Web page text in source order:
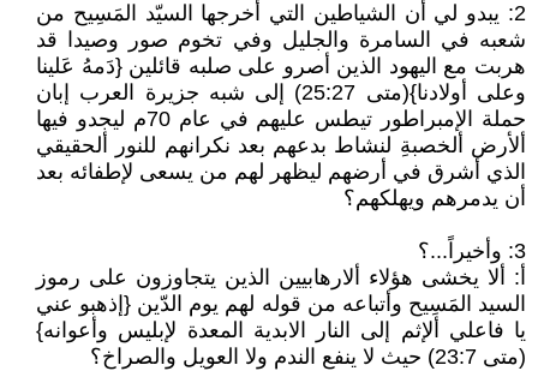
2: يبدو لي أن الشياطين التي أخرجها السيّد المَسِيح من
شعبه في السامرة والجليل وفي تخوم صور وصيدا قد
هربت مع اليهود الذين أصرو على صلبه قائلين {دَمهُ عَلينا
وعلى أولادنا}(متى 25:27) إلى شبه جزيرة العرب إبان
حملة الإمبراطور تيطس عليهم في عام 70م ليجدو فيها
ألأرض ألخصبةِ لنشاط بدعهم بعد نكرانهم للنور ألحقيقي
الذي أشرق في أرضهم ليظهر لهم من يسعى لإطفائه بعد
أن يدمرهم ويهلكهم؟
3: وأخيراً...؟
أ: ألا يخشى هؤلاء ألارهابيين الذين يتجاوزون على رموز
السيد المَسِيح وأتباعه من قوله لهم يوم الدّين {إذهبو عني
يا فاعلي ألإثم إلى النار الابدية المعدة لإبليس وأعوانه}
(متى 23:7) حيث لا ينفع الندم ولا العويل والصراخ؟